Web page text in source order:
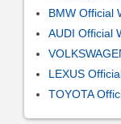
BMW Official
AUDI Official
LEXUS
TOYOTA